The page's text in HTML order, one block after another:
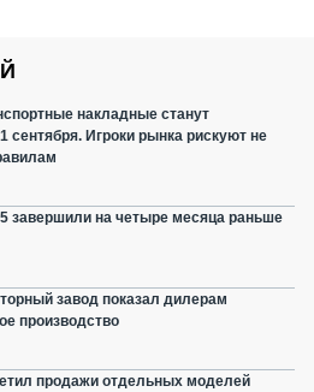
накладные станут
сентября. Игроки рынка рискуют не
завершили на четыре месяца раньше
завод показал дилерам
производство
продажи отдельных моделей